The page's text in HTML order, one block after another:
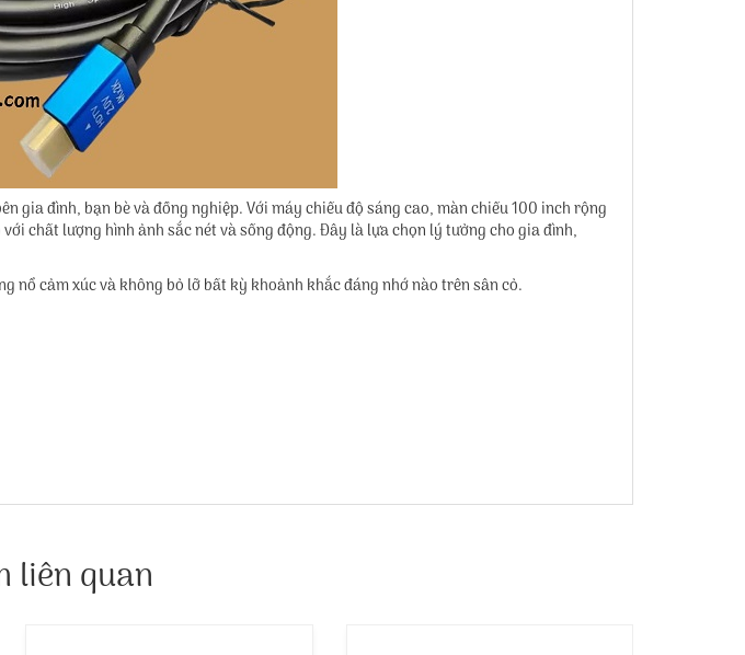
gia đình, bạn bè và đồng nghiệp. Với máy chiếu độ sáng cao, màn chiếu 100 inch rộng
chất lượng hình ảnh sắc nét và sống động. Đây là lựa chọn lý tưởng cho gia đình,
nổ cảm xúc và không bỏ lỡ bất kỳ khoảnh khắc đáng nhớ nào trên sân cỏ.
liên quan